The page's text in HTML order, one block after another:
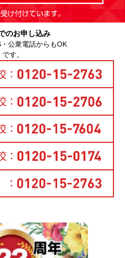
のお申し込み
公衆電話からもOK
です。